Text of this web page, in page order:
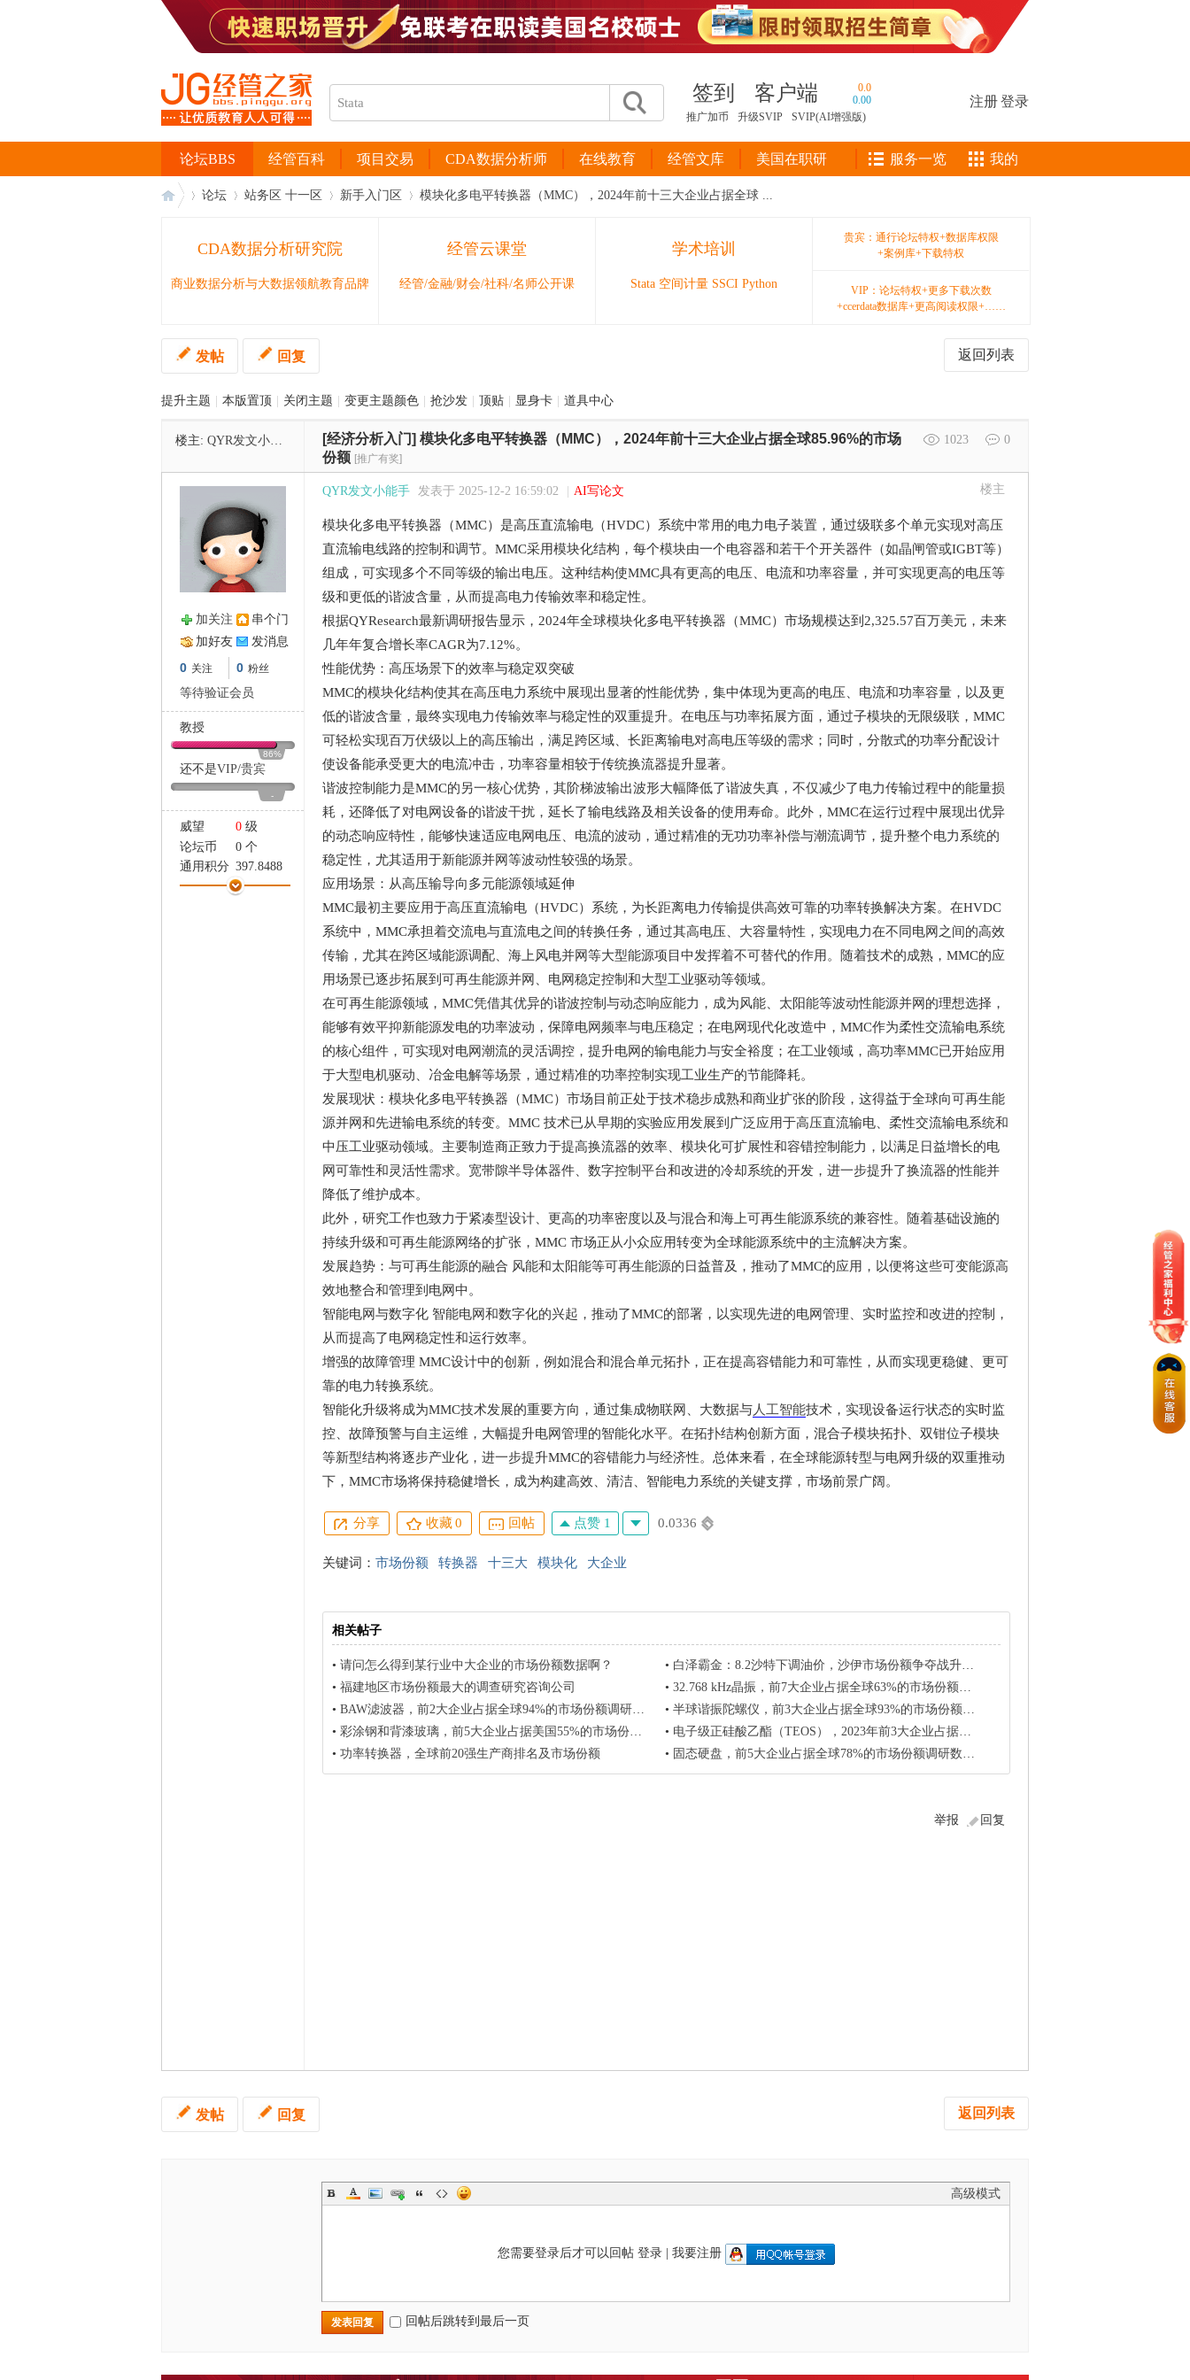
签到 客户端
0.0
0.00
推广加币
升级SVIP SVIP(AI增强版)
注册登录
经管百科 项目交易 CDA数据分析师 在线教育 经管文库 美国在职研
论坛BBS 服务一览 我的
论坛 站务区 十一区 新手入门区 模块化多电平转换器（MMC），2024年前十三大企业占据全球 ...
CDA数据分析研究院
商业数据分析与大数据领航教育品牌
经管云课堂
经管/金融/财会/社科/名师公开课
学术培训
Stata 空间计量 SSCI Python
贵宾：通行论坛特权+数据库权限
+案例库+下载特权
VIP：论坛特权+更多下载次数
+ccerdata数据库+更高阅读权限+……
返回列表
发帖 回复
提升主题 本版置顶 关闭主题 变更主题颜色 抢沙发 顶贴 显身卡 道具中心
楼主: QYR发文小能手 1023 0
[经济分析入门] 模块化多电平转换器（MMC），2024年前十三大企业占据全球85.96%的市场
份额 [推广有奖]
加关注
串个门
加好友
发消息
0 关注 0 粉丝
等待验证会员
教授
86%
还不是VIP/贵宾
-
威望 0 级
论坛币
0 个
通用积分 397.8488
学术水平
0 点
楼主
QYR发文小能手 发表于 2025-12-2 16:59:02 AI写论文
模块化多电平转换器（MMC）是高压直流输电（HVDC）系统中常用的电力电子装置，通过级联多个单元实现对高压
直流输电线路的控制和调节。 MMC采用模块化结构，每个模块由一个电容器和若干个开关器件（如晶闸管或IGBT等）
组成，可实现多个不同等级的输出电压。这种结构使MMC具有更高的电压、电流和功率容量，并可实现更高的电压等
级和更低的谐波含量，从而提高电力传输效率和稳定性。
根据QYResearch最新调研报告显示， 2024年全球模块化多电平转换器（MMC） 市场规模达到2,325.57百万美元，未来
几年年复合增长率CAGR为7.12%。
性能优势：高压场景下的效率与稳定双突破
MMC的模块化结构使其在高压电力系统中展现出显著的性能优势，集中体现为更高的电压、电流和功率容量，以及更
低的谐波含量，最终实现电力传输效率与稳定性的双重提升。在电压与功率拓展方面，通过子模块的无限级联， MMC
可轻松实现百万伏级以上的高压输出，满足跨区域、长距离输电对高电压等级的需求；同时，分散式的功率分配设计
使设备能承受更大的电流冲击，功率容量相较于传统换流器提升显著。
谐波控制能力是MMC的另一核心优势，其阶梯波输出波形大幅降低了谐波失真，不仅减少了电力传输过程中的能量损
耗，还降低了对电网设备的谐波干扰，延长了输电线路及相关设备的使用寿命。此外， MMC在运行过程中展现出优异
的动态响应特性，能够快速适应电网电压、电流的波动，通过精准的无功功率补偿与潮流调节，提升整个电力系统的
稳定性，尤其适用于新能源并网等波动性较强的场景。
应用场景：从高压输导向多元能源领域延伸
MMC最初主要应用于高压直流输电（HVDC）系统，为长距离电力传输提供高效可靠的功率转换解决方案。在HVDC
系统中， MMC承担着交流电与直流电之间的转换任务，通过其高电压、大容量特性，实现电力在不同电网之间的高效
传输，尤其在跨区域能源调配、海上风电并网等大型能源项目中发挥着不可替代的作用。随着技术的成熟， MMC的应
用场景已逐步拓展到可再生能源并网、电网稳定控制和大型工业驱动等领域。
在可再生能源领域， MMC凭借其优异的谐波控制与动态响应能力，成为风能、太阳能等波动性能源并网的理想选择，
能够有效平抑新能源发电的功率波动，保障电网频率与电压稳定；在电网现代化改造中， MMC作为柔性交流输电系统
的核心组件，可实现对电网潮流的灵活调控，提升电网的输电能力与安全裕度；在工业领域，高功率MMC已开始应用
于大型电机驱动、冶金电解等场景，通过精准的功率控制实现工业生产的节能降耗。
发展现状：模块化多电平转换器（MMC）市场目前正处于技术稳步成熟和商业扩张的阶段，这得益于全球向可再生能
源并网和先进输电系统的转变。 MMC 技术已从早期的实验应用发展到广泛应用于高压直流输电、柔性交流输电系统和
中压工业驱动领域。主要制造商正致力于提高换流器的效率、模块化可扩展性和容错控制能力，以满足日益增长的电
网可靠性和灵活性需求。宽带隙半导体器件、数字控制平台和改进的冷却系统的开发，进一步提升了换流器的性能并
降低了维护成本。
此外，研究工作也致力于紧凑型设计、更高的功率密度以及与混合和海上可再生能源系统的兼容性。随着基础设施的
持续升级和可再生能源网络的扩张， MMC 市场正从小众应用转变为全球能源系统中的主流解决方案。
发展趋势： 与可再生能源的融合 风能和太阳能等可再生能源的日益普及，推动了MMC的应用，以便将这些可变能源高
效地整合和管理到电网中。
智能电网与数字化 智能电网和数字化的兴起，推动了MMC的部署，以实现先进的电网管理、实时监控和改进的控制，
从而提高了电网稳定性和运行效率。
增强的故障管理 MMC设计中的创新，例如混合和混合单元拓扑，正在提高容错能力和可靠性，从而实现更稳健、更可
靠的电力转换系统。
智能化升级将成为MMC技术发展的重要方向，通过集成物联网、大数据与人工智能技术，实现设备运行状态的实时监
控、故障预警与自主运维，大幅提升电网管理的智能化水平。在拓扑结构创新方面，混合子模块拓扑、双钳位子模块
等新型结构将逐步产业化，进一步提升MMC的容错能力与经济性。总体来看，在全球能源转型与电网升级的双重推动
下， MMC市场将保持稳健增长，成为构建高效、清洁、智能电力系统的关键支撑，市场前景广阔。
分享 收藏0 回帖 点赞 1 0.0336
关键词： 市场份额 转换器 十三大 模块化 大企业
相关帖子
• 请问怎么得到某行业中大企业的市场份额数据啊？ • 白泽霸金：8.2沙特下调油价，沙伊市场份额争夺战升温，油价何去何存？
• 福建地区市场份额最大的调查研究咨询公司 • 32.768 kHz晶振，前7大企业占据全球63%的市场份额调研数据（2023）
• BAW滤波器，前2大企业占据全球94%的市场份额调研数据（2023） • 半球谐振陀螺仪，前3大企业占据全球93%的市场份额调研数据（2023）
• 彩涂钢和背漆玻璃，前5大企业占据美国55%的市场份额调研数据（2023） • 电子级正硅酸乙酯（TEOS），2023年前3大企业占据全球56%的市场份额分析报告
• 功率转换器，全球前20强生产商排名及市场份额 • 固态硬盘，前5大企业占据全球78%的市场份额调研数据（2023）
回复
举报
返回列表
发帖 回复
高级模式
您需要登录后才可以回帖 登录| 我要注册
发表回复 回帖后跳转到最后一页